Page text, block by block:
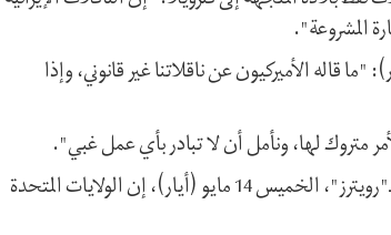
المشروعة".
الصحافي الأسبوعي، اليوم الاثنين 18 مايو (أيار): "ما قاله الأميركيون عن ناقلاتنا غير قانوني، وإذا
متروك لها، ونأمل أن لا تبادر بأي عمل غبي".
يشار إلى أنه في وقت سابق، قال مسؤول حكومي أميركي رفيع المستوى لـ"رويترز"، الخميس 14 مايو (أيار)، إن الولايات المتحدة